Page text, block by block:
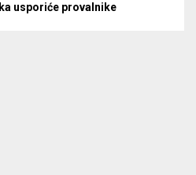
usporiće provalnike